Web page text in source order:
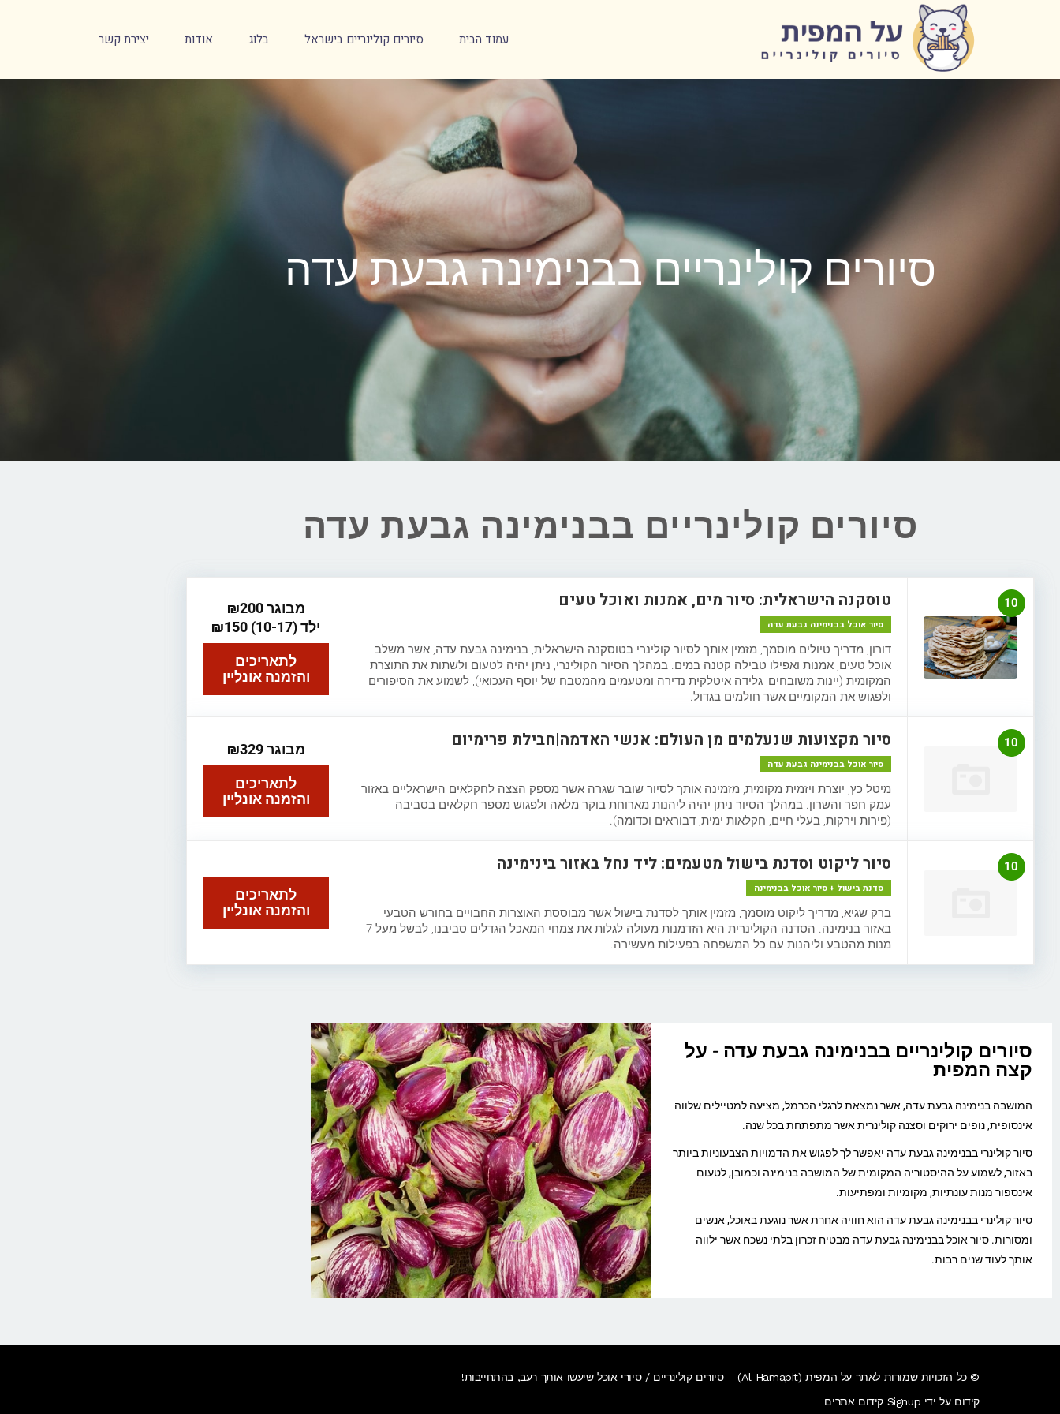
עמוד הבית סיורים קולינריים בישראל בלוג אודות יצירת קשר
סיורים קולינריים בבנימינה גבעת עדה
סיורים קולינריים בבנימינה גבעת עדה
10 טוסקנה הישראלית: סיור מים, אמנות ואוכל טעים
סיור אוכל בבנימינה גבעת עדה
דורון, מדריך טיולים מוסמך, מזמין אותך לסיור קולינרי בטוסקנה הישראלית, בנימינה גבעת עדה, אשר משלב
אוכל טעים, אמנות ואפילו טבילה קטנה במים. במהלך הסיור הקולינרי, ניתן יהיה לטעום ולשתות את התוצרת
המקומית (יינות משובחים, גלידה איטלקית נדירה ומטעמים מהמטבח של יוסף העכואי), לשמוע את הסיפורים
ולפגוש את המקומיים אשר חולמים בגדול.
מבוגר ₪200
ילד (10-17) ₪150
לתאריכים
והזמנה אונליין
10 סיור מקצועות שנעלמים מן העולם: אנשי האדמה|חבילת פרימיום
סיור אוכל בבנימינה גבעת עדה
מיטל כץ, יוצרת ויזמית מקומית, מזמינה אותך לסיור שובר שגרה אשר מספק הצצה לחקלאים הישראליים באזור
עמק חפר והשרון. במהלך הסיור ניתן יהיה ליהנות מארוחת בוקר מלאה ולפגוש מספר חקלאים בסביבה
(פירות וירקות, בעלי חיים, חקלאות ימית, דבוראים וכדומה).
מבוגר ₪329
לתאריכים
והזמנה אונליין
10 סיור ליקוט וסדנת בישול מטעמים: ליד נחל באזור בינימינה
סדנת בישול + סיור אוכל בבנימינה
ברק שגיא, מדריך ליקוט מוסמך, מזמין אותך לסדנת בישול אשר מבוססת האוצרות החבויים בחורש הטבעי
באזור בנימינה. הסדנה הקולינרית היא הזדמנות מעולה לגלות את צמחי המאכל הגדלים סביבנו, לבשל מעל 7
מנות מהטבע וליהנות עם כל המשפחה בפעילות מעשירה.
לתאריכים
והזמנה אונליין
סיורים קולינריים בבנימינה גבעת עדה - על
קצה המפית
המושבה בנימינה גבעת עדה, אשר נמצאת לרגלי הכרמל, מציעה למטיילים שלווה
אינסופית, נופים ירוקים וסצנה קולינרית אשר מתפתחת בכל שנה.
סיור קולינרי בבנימינה גבעת עדה יאפשר לך לפגוש את הדמויות הצבעוניות ביותר
באזור, לשמוע על ההיסטוריה המקומית של המושבה בנימינה וכמובן, לטעום
אינספור מנות עונתיות, מקומיות ומפתיעות.
סיור קולינרי בבנימינה גבעת עדה הוא חוויה אחרת אשר נוגעת באוכל, אנשים
ומסורות. סיור אוכל בבנימינה גבעת עדה מבטיח זכרון בלתי נשכח אשר ילווה
אותך לעוד שנים רבות.
© כל הזכויות שמורות לאתר על המפית (Al-Hamapit) – סיורים קולינריים / סיורי אוכל שיעשו אותך רעב, בהתחייבות!
קידום על ידי Signup קידום אתרים